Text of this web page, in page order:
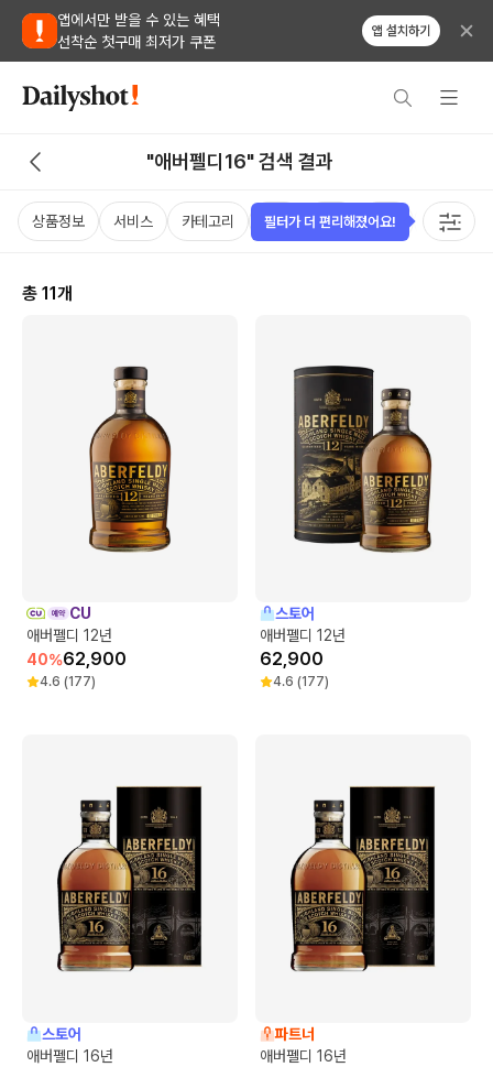
앱에서만 받을 수 있는 혜택
선착순 첫구매 최저가 쿠폰
앱 설치하기
"애버펠디16" 검색 결과
상품정보 서비스 카테고리 가격 국가 용량 태그
총 11개
CU
애버펠디 12년
40%62,900
4.6 (177)
스토어
애버펠디 12년
62,900
4.6 (177)
스토어
애버펠디 16년
파트너
애버펠디 16년
필터가 더 편리해졌어요!